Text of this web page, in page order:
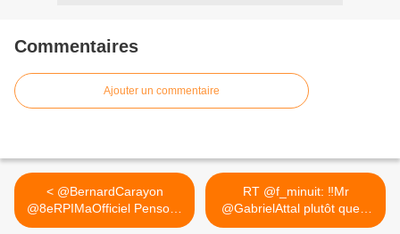
Commentaires
Ajouter un commentaire
< @BernardCarayon
@8eRPIMaOfficiel Pensons
à eux à...
RT @f_minuit: ‼️Mr
@GabrielAttal plutôt que...
>